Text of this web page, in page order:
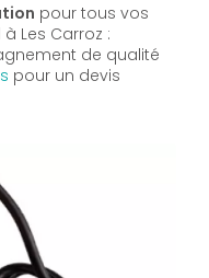
pour tous vos
Les Carroz :
de qualité
pour un devis